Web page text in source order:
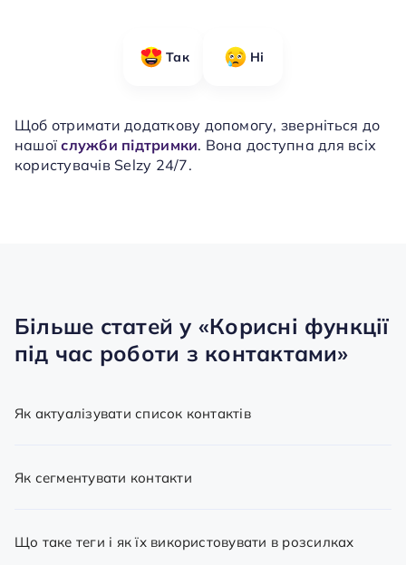
Так Ні
Щоб отримати додаткову допомогу, зверніться до
нашоїслужби підтримки. Вона доступна для всіх
користувачів Selzy 24/7.
Більше статей у «Корисні функції
під час роботи з контактами»
Як актуалізувати список контактів
Як сегментувати контакти
Що таке теги і як їх використовувати в розсилках